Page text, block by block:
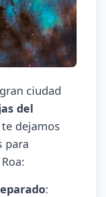
ciudad
del
dejamos
para
: